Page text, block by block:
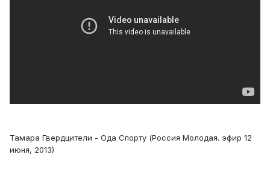
Тамара Гвердцители - Ода Спорту (Россия Молодая. эфир 12
июня, 2013)